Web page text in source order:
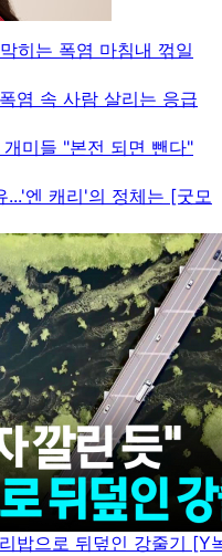
히는 폭염 마침내 꺾일
염 속 사람 살리는 응급
미들 "본전 되면 뺀다"
...'엔 캐리'의 정체는 [굿모
밥으로 뒤덮인 강줄기 [Y